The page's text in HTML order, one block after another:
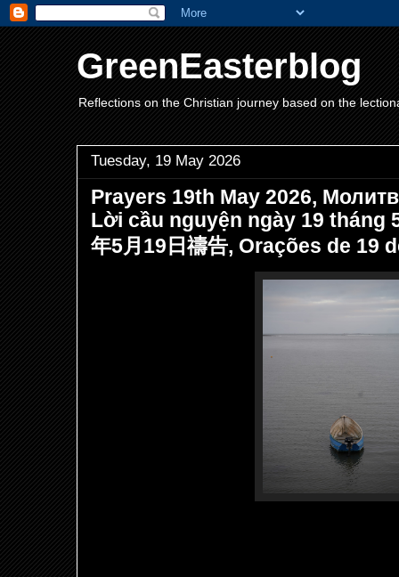
GreenEasterblog
Reflections on the Christian journey based on the
Tuesday, 19 May 2026
Prayers 19th May 2026,
Lời cầu nguyện ngày 19 tháng
年5月19日禱告, Orações de 19